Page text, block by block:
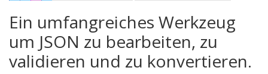
Ein umfangreiches Werkzeug
um JSON zu bearbeiten, zu
validieren und zu konvertieren.